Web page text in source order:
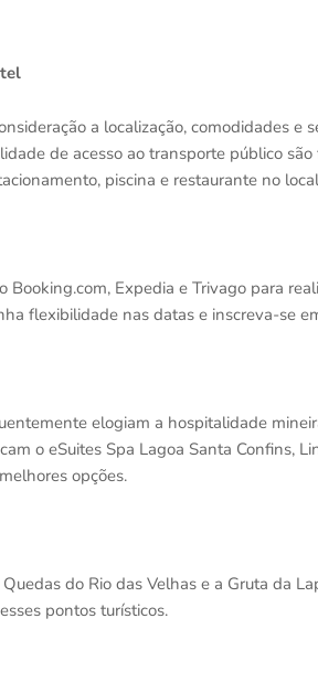
a localização, comodidades e
de acesso ao transporte público
piscina e restaurante no
Expedia e Trivago para
flexibilidade nas datas e inscreva-se
elogiam a hospitalidade
o eSuites Spa Lagoa Santa Confins,
opções.
do Rio das Velhas e a Gruta da
pontos turísticos.